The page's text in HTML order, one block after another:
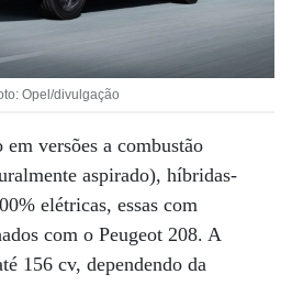
Opel/divulgação
versões a combustão
aspirado), híbridas-
elétricas, essas com
com o Peugeot 208. A
156 cv, dependendo da